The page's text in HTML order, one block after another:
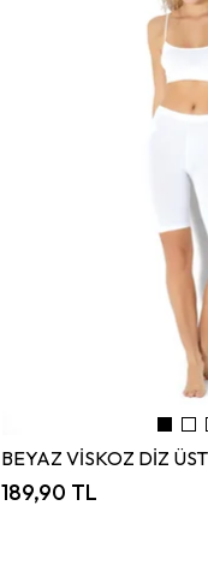
BEYAZ VİSKOZ DİZ
189,90 TL